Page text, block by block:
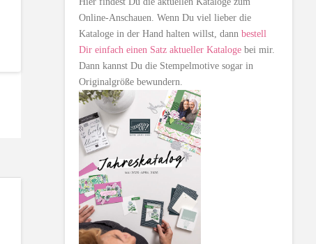
Online-Anschauen. Wenn Du viel lieber die
Kataloge in der Hand halten willst, dannbestell
Dir einfach einen Satz aktueller Kataloge bei mir.
Dann kannst Du die Stempelmotive sogar in
Originalgröße bewundern.